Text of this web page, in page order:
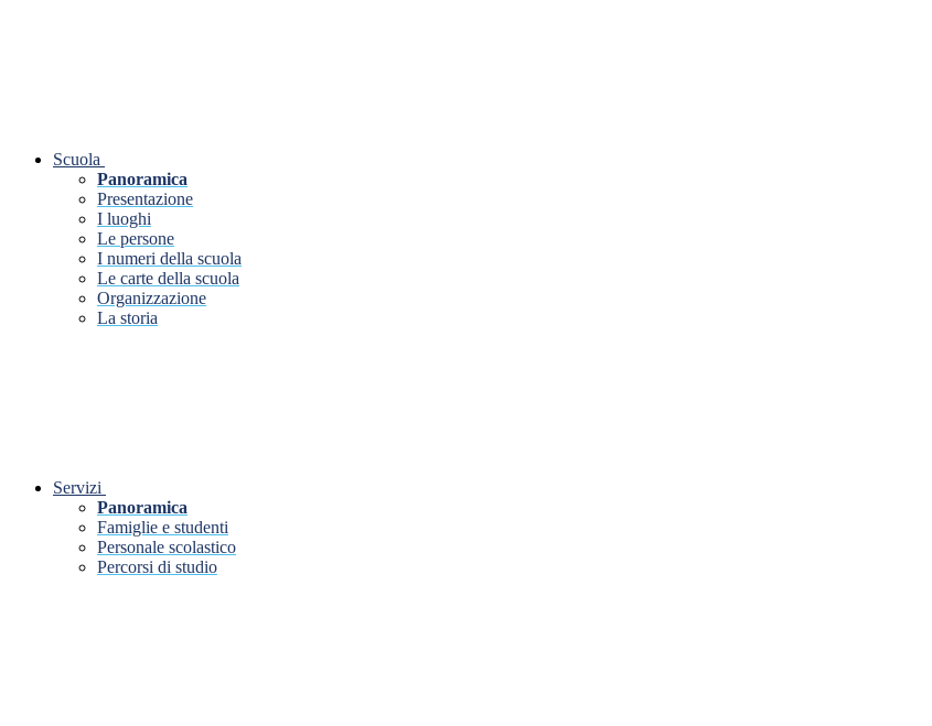
Scuola
Panoramica
Presentazione
I luoghi
Le persone
I numeri della scuola
Le carte della scuola
Organizzazione
La storia
Servizi
Panoramica
Famiglie e studenti
Personale scolastico
Percorsi di studio